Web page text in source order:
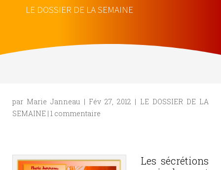
LE DOSSIER DE LA SEMAINE
par Marie Janneau | Fév 27, 2012 | LE DOSSIER DE LA
SEMAINE | 1 commentaire
Les sécrétions